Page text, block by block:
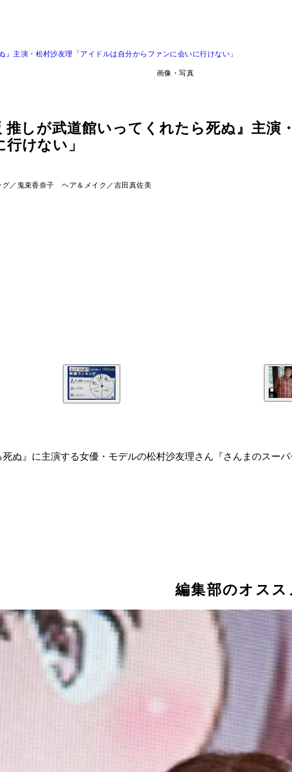
』主演・松村沙友理「アイドルは自分からファンに会いに行けない」
画像・写真
推しが武道館いってくれたら死ぬ』主演
けない」
／鬼束香奈子 ヘア＆メイク／吉田真佐美
てくれたら死ぬ』5月12日（金）全国劇場にて公開予定
死ぬ』に主演する女優・モデルの松村沙友理さん『さんまのス
編集部のオスス